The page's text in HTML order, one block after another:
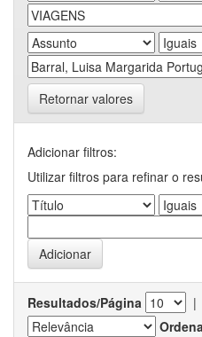
Retornar valores
Adicionar filtros:
Utilizar filtros para refinar o
Resultados/Página |